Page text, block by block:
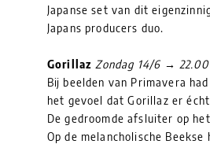
Japanse set van dit
Japans producers duo.
Gorillaz Zondag 14/6 → 22.00
Bij beelden van Primavera
het gevoel dat Gorillaz er
De gedroomde afsluiter op
Op de melancholische Beekse